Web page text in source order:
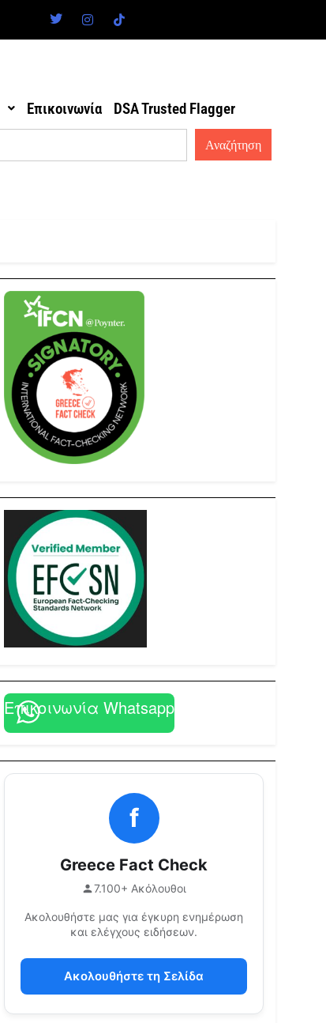
Επικοινωνία DSA Trusted Flagger
Επικοινωνία Whatsapp
f
Greece Fact Check
7.100+ Ακόλουθοι
Ακολουθήστε μας για έγκυρη ενημέρωση
και ελέγχους ειδήσεων.
Ακολουθήστε τη Σελίδα